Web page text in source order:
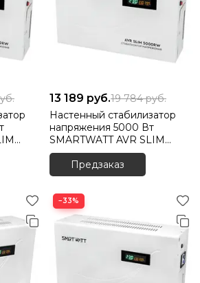
13 189 руб.19 784руб.
Настенный стабилизатор
напряжения 5000 Вт
SMARTWATT AVR SLIM
5000RW
Предзаказ
−33%